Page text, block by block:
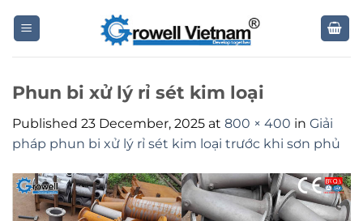
Phun bi xử lý rỉ sét kim loại
Published 23 December, 2025 at 800 × 400 in Giải
pháp phun bi xử lý rỉ sét kim loại trước khi sơn phủ